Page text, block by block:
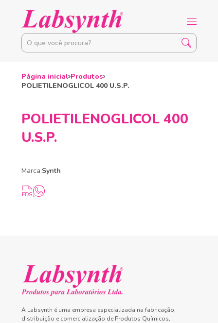
Página inicial Produtos
POLIETILENOGLICOL 400 U.S.P.
POLIETILENOGLICOL 400
U.S.P.
Marca:Synth
A Labsynth é uma empresa especializada na fabricação,
distribuição e comercialização de Produtos Químicos,